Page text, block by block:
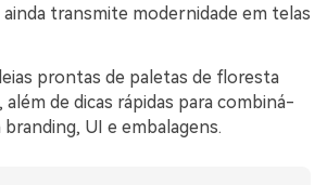
transmite modernidade em telas
prontas de paletas de floresta
de dicas rápidas para combiná-
branding, UI e embalagens.